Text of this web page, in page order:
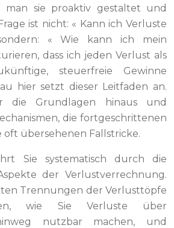
man sie proaktiv gestaltet und
ist nicht: « Kann ich Verluste
« Wie kann ich mein
dass ich jeden Verlust als
steuerfreie Gewinne
hier setzt dieser Leitfaden an.
die Grundlagen hinaus und
die fortgeschrittenen
oft übersehenen Fallstricke.
Sie systematisch durch die
der Verlustverrechnung.
Trennungen der Verlusttöpfe
wie Sie Verluste über
nutzbar machen, und